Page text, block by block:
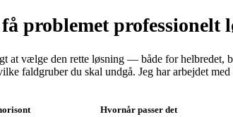
problemet professionelt
at vælge den rette løsning — både for helbredet,
faldgruber du skal undgå. Jeg har arbejdet
Hvornår passer det